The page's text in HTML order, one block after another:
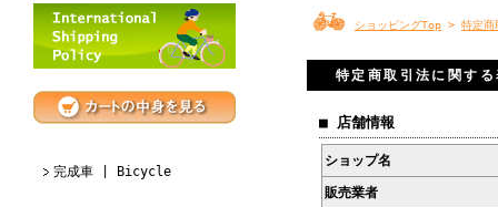
完成車 | Bicycle
ショッピングTop > 特定商
特定商取引法に関す
■ 店舗情報
ショップ名
販売業者